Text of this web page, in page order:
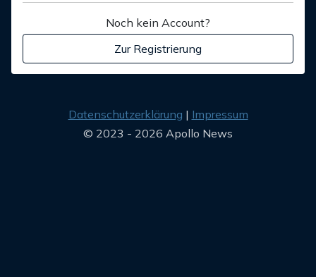
Noch kein Account?
Zur Registrierung
Datenschutzerklärung
Impressum
© 2023 - 2026 Apollo News